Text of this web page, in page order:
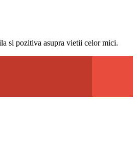
si pozitiva asupra vietii celor mici.